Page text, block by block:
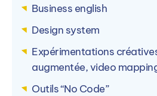
Business english
Design system
Expérimentations
augmentée, video
Outils “No Code”